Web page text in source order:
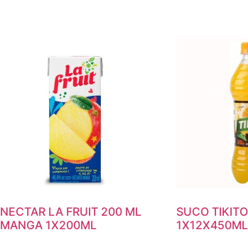
NECTAR LA FRUIT 200 ML
MANGA 1X200ML
SUCO
1X12X450ML